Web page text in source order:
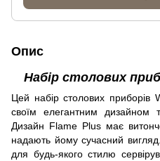
Опис
Набір столових
Цей набір столових приборів
своїм елегантним дизайном
Дизайн Flame Plus має
надають йому сучасний
для будь-якого стилю